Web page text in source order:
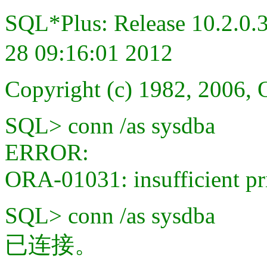
SQL*Plus: Release
28 09:16:01 2012
Copyright (c) 1982, 2006,
SQL> conn /as sysdba
ERROR:
ORA-01031: insufficient
SQL> conn /as sysdba
已连接。